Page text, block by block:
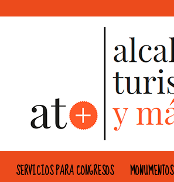
SERVICIOS PARA CONGRESOS MONUMENTOS